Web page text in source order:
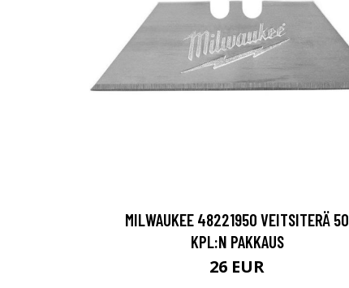
MILWAUKEE 48221950 VEITSITERÄ 50
KPL:N PAKKAUS
26 EUR